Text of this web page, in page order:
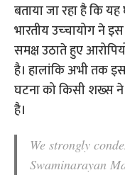
बताया जा रहा है कि
भारतीय उच्‍चायोग ने
समक्ष उठाते हुए
है। हालांकि अभी तक इस
घटना को किसी शख्‍स
है।
We strongly
Swaminarayan